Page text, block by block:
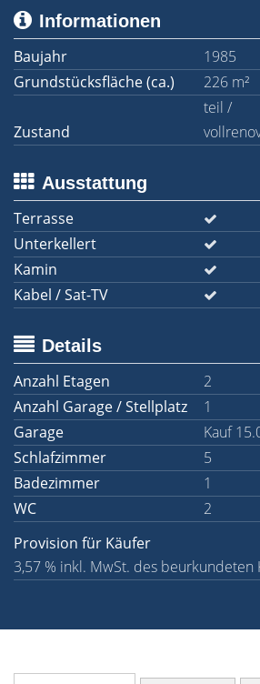
Informationen
Baujahr
1985
Grundstücksfläche (ca.)
226 m²
Zustand
teil /
Ausstattung
Terrasse
Unterkellert
Kamin
Kabel / Sat-TV
Details
Anzahl Etagen
2
Anzahl Garage / Stellplatz
1
Garage
Kauf
Schlafzimmer
5
Badezimmer
1
WC
2
Provision für Käufer
3,57 % inkl. MwSt. des beurkundeten